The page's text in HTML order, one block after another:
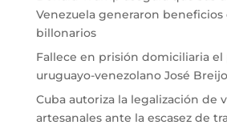
Venezuela generaron
billonarios
Fallece en prisión domiciliaria
uruguayo-venezolano José Breijo
Cuba autoriza la legalización de
artesanales ante la escasez de